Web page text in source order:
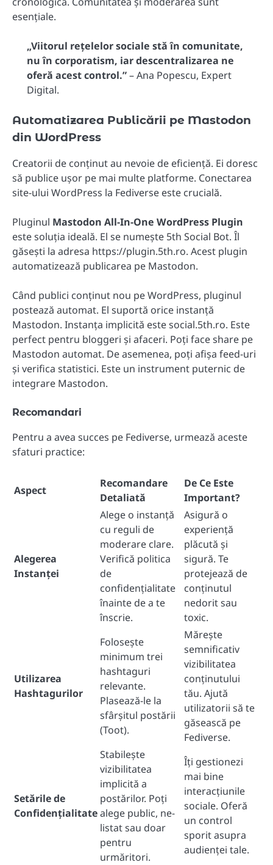
esențiale.
„Viitorul rețelelor sociale stă în comunitate,
nu în corporatism, iar descentralizarea ne
oferă acest control.”– Ana Popescu, Expert
Digital.
Automatizarea Publicării pe Mastodon
din WordPress
Creatorii de conținut au nevoie de eficiență. Ei doresc
să publice ușor pe mai multe platforme. Conectarea
site-ului WordPress la Fediverse este crucială.
Pluginul Mastodon All-In-One WordPress Plugin
este soluția ideală. El se numește 5th Social Bot. Îl
găsești la adresa https://plugin.5th.ro. Acest plugin
automatizează publicarea pe Mastodon.
Când publici conținut nou pe WordPress, pluginul
postează automat. El suportă orice instanță
Mastodon. Instanța implicită este social.5th.ro. Este
perfect pentru bloggeri și afaceri. Poți face share pe
Mastodon automat. De asemenea, poți afișa feed-uri
și verifica statistici. Este un instrument puternic de
integrare Mastodon.
Recomandari
Pentru a avea succes pe Fediverse, urmează aceste
sfaturi practice:
Aspect
Recomandare
Detaliată
De Ce Este
Important?
Alegerea
Instanței
Alege o instanță
cu reguli de
moderare clare.
Verifică politica
de
confidențialitate
înainte de a te
înscrie.
Asigură o
experiență
plăcută și
sigură. Te
protejează de
conținutul
nedorit sau
toxic.
Utilizarea
Hashtagurilor
Folosește
minimum trei
hashtaguri
relevante.
Plasează-le la
sfârșitul postării
(Toot).
Mărește
semnificativ
vizibilitatea
conținutului
tău. Ajută
utilizatorii să te
găsească pe
Fediverse.
Setările de
Confidențialitate
Stabilește
vizibilitatea
implicită a
postărilor. Poți
alege public, ne-
listat sau doar
pentru
urmăritori.
Îți gestionezi
mai bine
interacțiunile
sociale. Oferă
un control
sporit asupra
audienței tale.